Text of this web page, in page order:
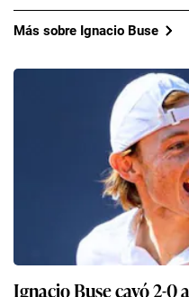
Más sobre Ignacio Buse
Ignacio Buse cayó 2-